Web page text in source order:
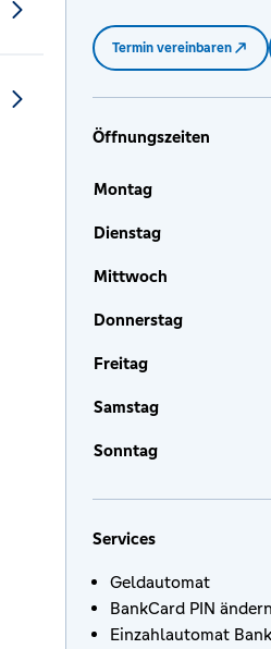
Termin vereinbaren
Öffnungszeiten
Montag
Dienstag
Mittwoch
Donnerstag
Freitag
Samstag
Sonntag
Services
Geldautomat
BankCard PIN ändern
Einzahlautomat